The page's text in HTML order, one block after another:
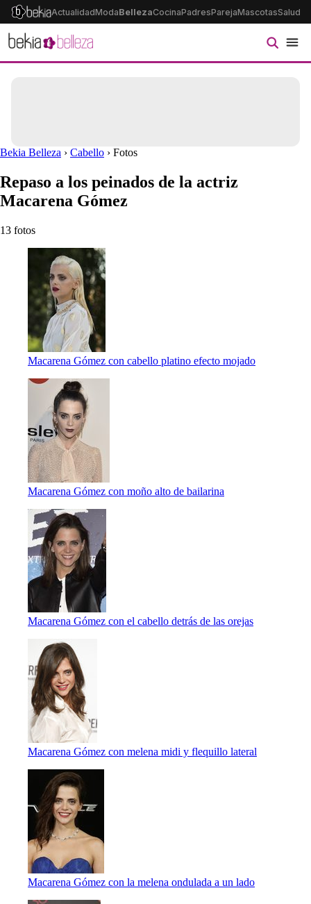
ActualidadModaBellezaCocinaPadresParejaMascotasSalud
Bekia Belleza › Cabello › Fotos
Repaso a los peinados de la actriz
Macarena Gómez
13 fotos
Macarena Gómez con cabello platino efecto mojado
Macarena Gómez con moño alto de bailarina
Macarena Gómez con el cabello detrás de las orejas
Macarena Gómez con melena midi y flequillo lateral
Macarena Gómez con la melena ondulada a un lado